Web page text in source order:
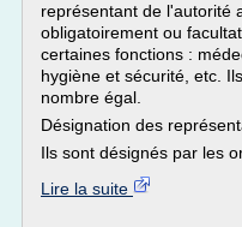
représentant de l'autorité
obligatoirement ou
certaines fonctions :
hygiène et sécurité, etc.
nombre égal.
Désignation des
Ils sont désignés par les
Lire la suite